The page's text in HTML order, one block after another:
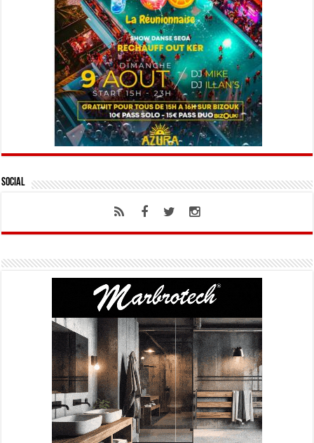
Social